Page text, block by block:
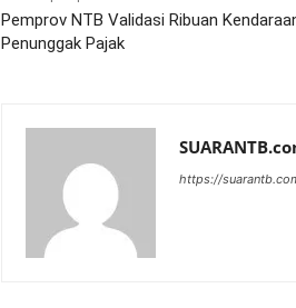
Pemprov NTB Validasi Ribuan
Penunggak Pajak
https://